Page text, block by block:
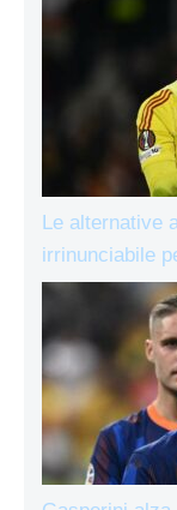
Le alternative
irrinunciabile